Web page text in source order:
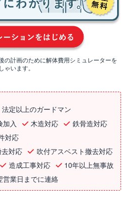
の計画のために解体費用シミュレーターを
います。
法定以上のガードマン
加入 木造対応
鉄骨造対応
対応
対応
吹付アスベスト撤去対応
造成工事対応
10年以上無事故
営業日までに連絡